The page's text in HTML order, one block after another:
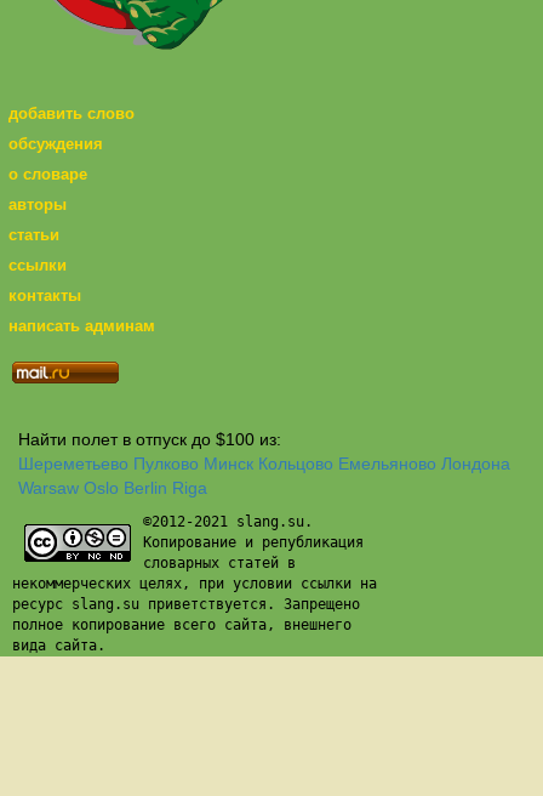
добавить слово
обсуждения
о словаре
авторы
статьи
ссылки
контакты
написать админам
Найти полет в отпуск до $100 из:
Шереметьево Пулково Минск Кольцово Емельяново Лондона
Warsaw Oslo Berlin Riga
©2012-2021 slang.su.
Копирование и републикация
словарных статей в
некоммерческих целях, при условии ссылки на
ресурс slang.su приветствуется. Запрещено
полное копирование всего сайта, внешнего
вида сайта.